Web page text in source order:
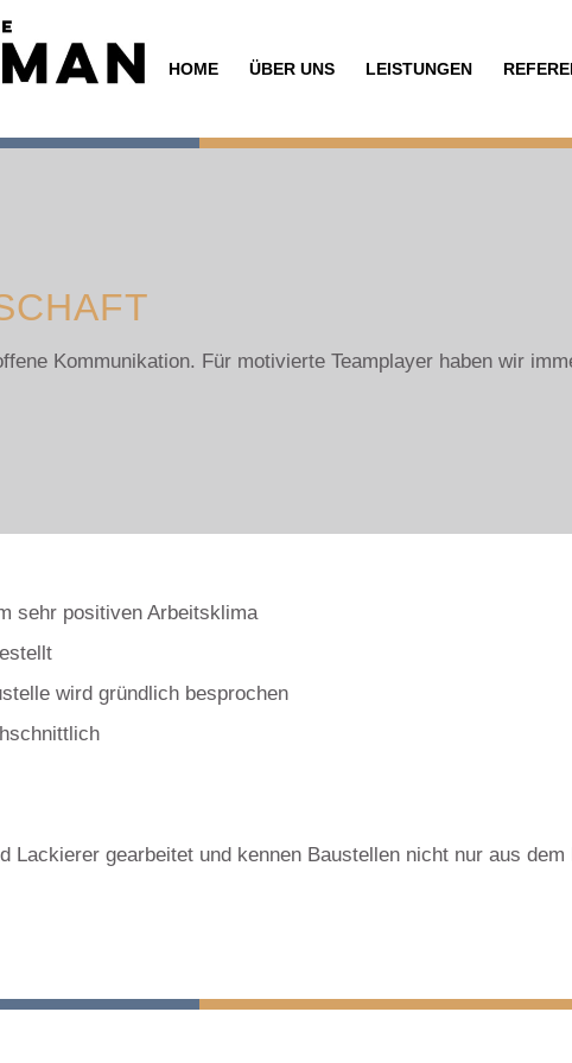
HOME ÜBER UNS LEISTUNGEN
Kommunikation. Für motivierte Teamplayer haben wir
sehr positiven Arbeitsklima
wird gründlich besprochen
Lackierer gearbeitet und kennen Baustellen nicht nur aus dem